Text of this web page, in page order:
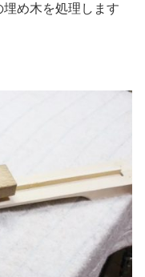
め木を処理します